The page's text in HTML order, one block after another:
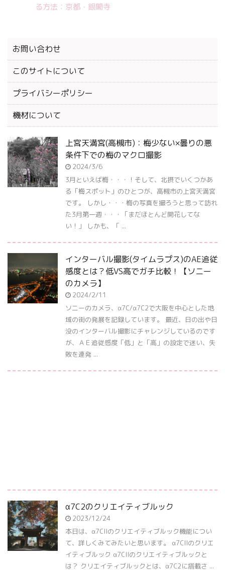
る方法：京都・銀閣寺
お問い合わせ
このサイトについて
プライバシーポリシー
機材について
上宮天満宮(高槻市)：梅少ない×曇りの悪
条件下での梅のマクロ撮影
2024/3/6
3月といえば梅・・・！そして、北摂でいくつかあ
る「梅スポット」のひとつが、高槻市の上宮天満宮
です。 しかし・・・梅の写真を撮ろうと思って訪れ
た3月第一週・・・「まだほとんど開花してな
い！」 しかも、「 ...
インターバル撮影(タイムラプス)のAE追従
感度とは？低VS高でガチ比較！【ソニー
のカメラ】
2024/2/11
ソニーのカメラ、α7C/α7C2で大阪を中心とした地
域の街の発展を記録しています。 最近、日の出や日
没のインターバル撮影にチャレンジしているのです
が、ＡＥ追従感度「低」と「高」の設定で迷い、失
敗を連発 ...
α7C2のクリエイティブルック
2023/12/24
本日は、α7CIIのクリエイティブルック機能につい
て、詳しくみてみたいと思います。 α7CIIのクリエ
イティブルック α7CIIのクリエイティブルックと
は？ クリエイティブルックとは、α7C2に搭載さ ...